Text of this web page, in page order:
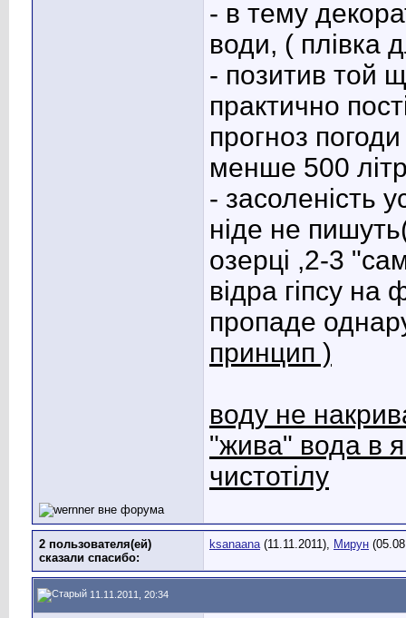
- в тему
води, ( плівка
- позитив той
практично
прогноз
менше 500
- засоленість
ніде не
озерці ,2-3
відра гіпсу на
пропаде
принцип )
воду не
"жива" вода в
чистотілу
2 пользователя(ей)
сказали cпасибо:
ksanaana(11.11.2011), Мирун
11.11.2011, 20:34